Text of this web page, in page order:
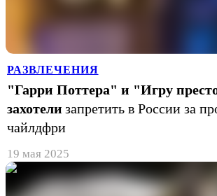
РАЗВЛЕЧЕНИЯ
"Гарри Поттера" и "Игру
захотели запретить в России за
чайлдфри
19 мая 2025